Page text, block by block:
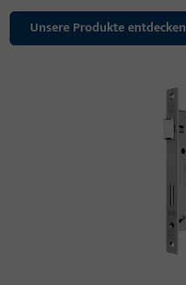
Unsere Produkte entdecken